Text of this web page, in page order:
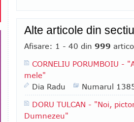
Alte articole din
Afisare: 1 - 40 din 999
CORNELIU PORUMBOIU
mele"
Dia Radu
Numarul
DORU TULCAN - "Noi,
Dumnezeu"